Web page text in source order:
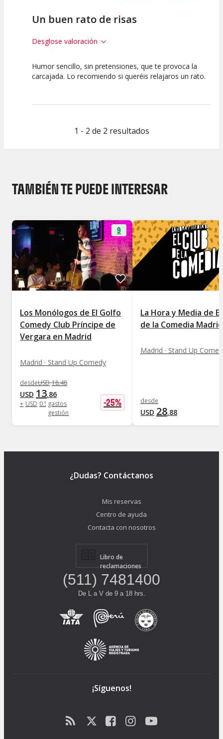
Un buen rato de risas
Desglose valoración
7.5 7.5 10
Humor sencillo, sin pretensiones, que te provoca la
carcajada. Lo recomiendo si queréis relajaros un rato.
1 - 2 de 2 resultados
TAMBIÉN TE PUEDE INTERESAR
9
Los Monólogos de El Golfo
Comedy Club Príncipe de
Vergara en Madrid
Madrid · Stand Up Comedy
desdeUSD 18.48
USD 13.86
+ USD 0.58gastos
gestión
-25%
La Hora y Media de
de la Comedia Madrid
Madrid · Stand Up
desde
USD 28.88
¿Dudas? Contáctanos
Mis reservas
Centro de ayuda
Contacta con nosotros
Libro de
reclamaciones
(511) 7481400
De L a V de 9 a 18 hrs.
¡Síguenos!